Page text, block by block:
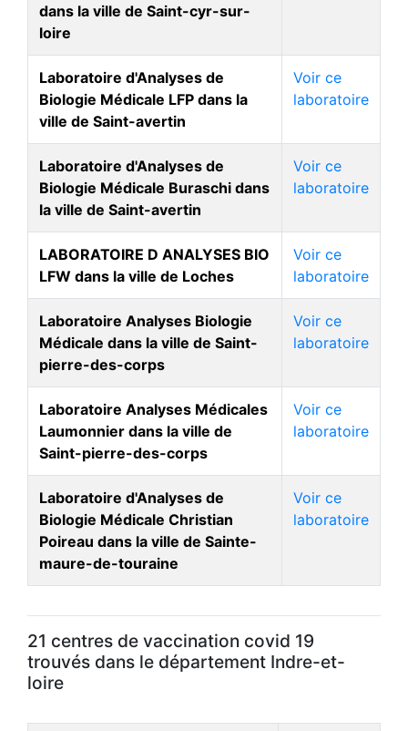
dans la ville de Saint-cyr-sur-
loire
Laboratoire d'Analyses de
Biologie Médicale LFP dans la
ville de Saint-avertin
Voir ce
laboratoire
Laboratoire d'Analyses de
Biologie Médicale Buraschi dans
la ville de Saint-avertin
Voir ce
laboratoire
LABORATOIRE D ANALYSES BIO
LFW dans la ville de Loches
Voir ce
laboratoire
Laboratoire Analyses Biologie
Médicale dans la ville de Saint-
pierre-des-corps
Voir ce
laboratoire
Laboratoire Analyses Médicales
Laumonnier dans la ville de
Saint-pierre-des-corps
Voir ce
laboratoire
Laboratoire d'Analyses de
Biologie Médicale Christian
Poireau dans la ville de Sainte-
maure-de-touraine
Voir ce
laboratoire
21 centres de vaccination covid 19
trouvés dans le département Indre-et-
loire